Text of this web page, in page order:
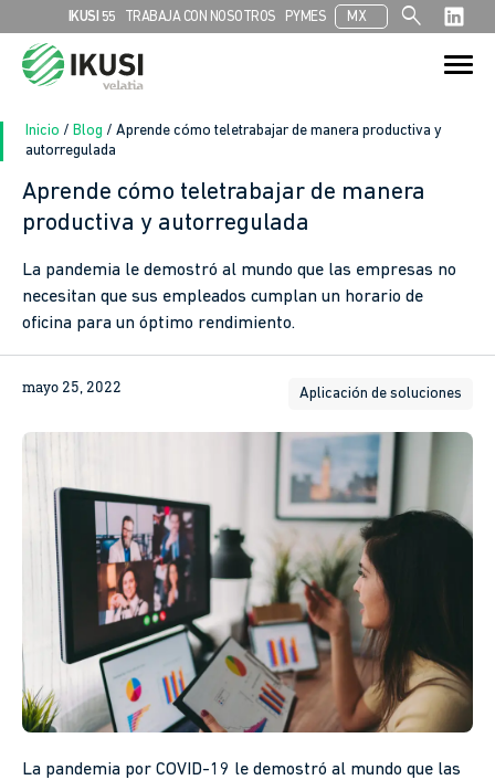
IKUSI 55 TRABAJA CON NOSOTROS PYMES MX search
Search
for:
Search Button
Inicio / Blog / Aprende cómo teletrabajar de manera productiva y
autorregulada
Aprende cómo teletrabajar de manera
productiva y autorregulada
La pandemia le demostró al mundo que las empresas no
necesitan que sus empleados cumplan un horario de
oficina para un óptimo rendimiento.
mayo 25, 2022 Aplicación de soluciones
La pandemia por COVID-19 le demostró al mundo que las